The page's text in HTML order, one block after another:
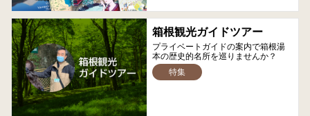
箱根観光ガイドツアー
プライベートガイドの案内で箱根湯
本の歴史的名所を巡りませんか？
特集